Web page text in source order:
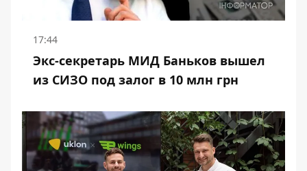
17:44
Экс-секретарь МИД Баньков вышел
из СИЗО под залог в 10 млн грн